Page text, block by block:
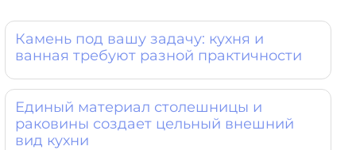
Камень под вашу задачу: кухня и
ванная требуют разной практичности
Единый материал столешницы и
раковины создает цельный внешний
вид кухни